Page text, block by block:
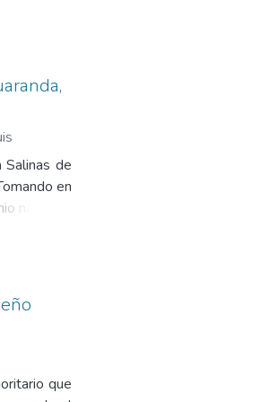
de
de
de
en
natural y
diseño
que